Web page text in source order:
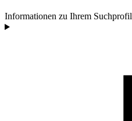
Informationen zu Ihrem Suchprofil